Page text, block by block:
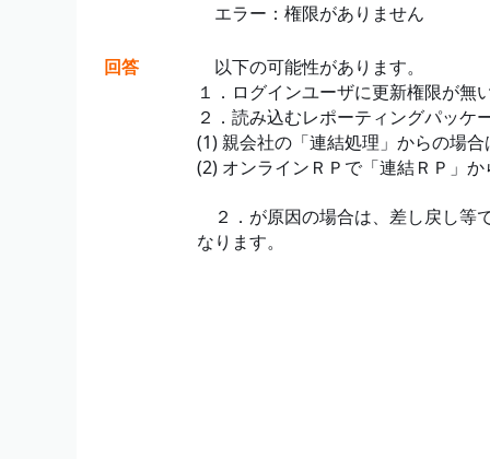
エラー：権限がありません
回答
以下の可能性があります。
１．ログインユーザに更新権限が無
２．読み込むレポーティングパッケ
(1) 親会社の「連結処理」からの場
(2) オンラインＲＰで「連結ＲＰ」
２．が原因の場合は、差し戻し等
なります。